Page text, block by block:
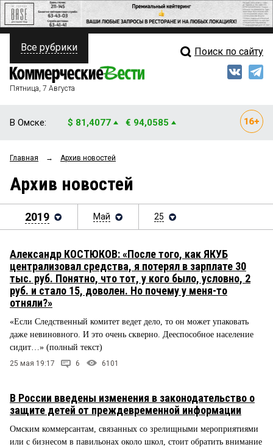
ПОЛИТИКА
ФИНАНСЫ
ОБЩЕСТВО
ЗАКОН
НОВОСТИ КОМПАНИЙ
СТИЛЬ ЖИЗНИ
Свежий выпуск
Блоги
Все рубрики Поиск по сайту
Пятница, 7 Августа
В Омске: $ 81,4077 € 94,0585
Главная → Архив новостей
Архив новостей
2019 Май 25
Александр КОСТЮКОВ: «После того, как ЯКУБ
централизовал средства, я потерял в зарплате 30
тыс. руб. Понятно, что тот, у кого было, условно, 2
руб. и стало 15, доволен. Но почему у меня-то
отняли?»
«Если Следственный комитет ведет дело, то он может упаковать
даже невиновного. И это очень скверно. Дееспособное население
сидит…» (полный текст)
25 мая 19:17 6 6101
В России введены изменения в законодательство о
защите детей от преждевременной информации
Омским коммерсантам, связанных со зрелищными мероприятиями
или с бизнесом в павильонах около школ, стоит обратить внимание